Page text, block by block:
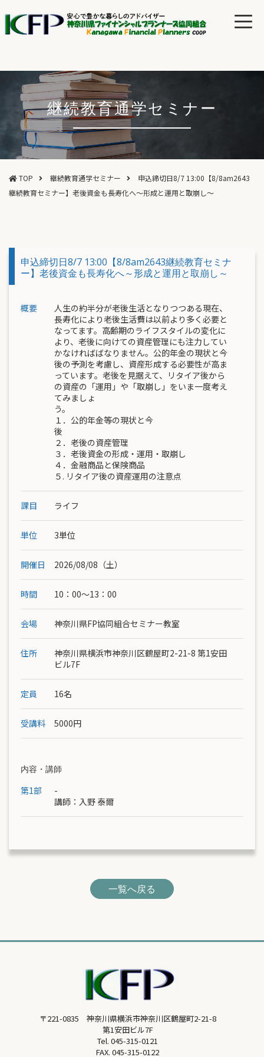
継続教育通学セミナー
TOP 継続教育通学セミナー
申込締切日8/7 13:00【8/8am2643
継続教育セミナー】老後資金も長寿化へ～形成と運用と取崩し～
申込締切日8/7 13:00【8/8am2643継続教育セミナ
ー】老後資金も長寿化へ～形成と運用と取崩し～
概要
人生の約半分が老後生活となりつつある現在、
長寿化により老後生活費は以前より多く必要と
なってます。高齢期のライフスタイルの変化に
より、老後に向けての資産管理にも注力してい
かなければばなりません。公的年金の現状と今
後の予測を考慮し、資産形成する必要性が高ま
っています。老後を見据えて、リタイア後から
の資産の「運用」や「取崩し」をいま一度考え
てみましょ
う
１．公的年金等の現状と今
後
２．老後の資産管理
３．老後資金の形成・運用・取崩し
４．金融商品と保険商品
５. リタイア後の資産運用の注意点
課目 ライフ
単位 3単位
開催日 2026/08/08（土）
時間 10：00〜13：00
会場 神奈川県FP協同組合セミナー教室
住所
神奈川県横浜市神奈川区鶴屋町2-21-8 第1安田
ビル7F
定員 16名
受講料 5000円
内容・講師
第1部
-
講師： 入野 泰爾
一覧へ戻る
〒221-0835 神奈川県横浜市神奈川区鶴屋町2-21-8
第1安田ビル7F
Tel. 045-315-0121
FAX. 045-315-0122